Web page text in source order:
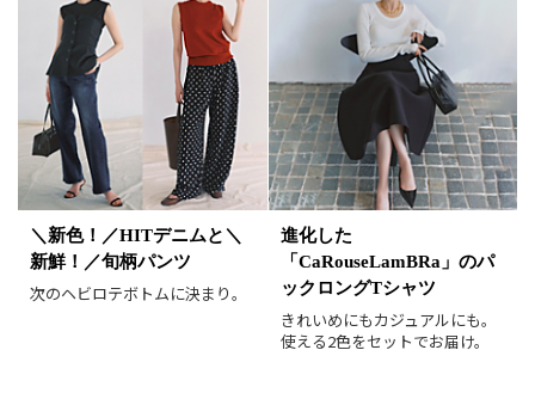
ホワイト ブラック
グレー
ベージュ
ブラウン
オレンジ
イエロー
レッド
ピンク
パープル
グリーン
ブルー
ゴールド
シルバー マルチ
＼新色！／HITデニムと＼
新鮮！／旬柄パンツ
次のヘビロテボトムに決まり。
進化した
「CaRouseLamBRa」のパ
ックロングTシャツ
きれいめにもカジュアルにも。
使える2色をセットでお届け。